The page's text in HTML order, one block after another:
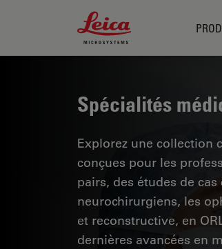
Leica Microsystems Logo
Spécialités
Explorez une collection
conçues pour les
pairs, des études de
neurochirurgiens, les
et reconstructive, en
dernières avancées en